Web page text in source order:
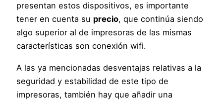
presentan estos dispositivos, es importante
tener en cuenta su precio, que continúa siendo
algo superior al de impresoras de las mismas
características son conexión wifi.
A las ya mencionadas desventajas relativas a la
seguridad y estabilidad de este tipo de
impresoras, también hay que añadir una